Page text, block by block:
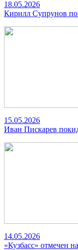
18.05.2026
Кирилл Супрунов
15.05.2026
Иван Пискарев
14.05.2026
«Кузбасс» отмечен